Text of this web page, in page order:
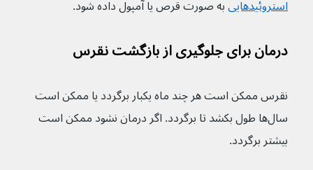
استروئیدهاییبه صورت قرص یا آمپول داده شود.
درمان برای جلوگیری از بازگشت نقرس
نقرس ممکن است هر چند ماه یکبار برگردد یا ممکن است
سال‌ها طول بکشد تا برگردد. اگر درمان نشود ممکن است
بیشتر برگردد.